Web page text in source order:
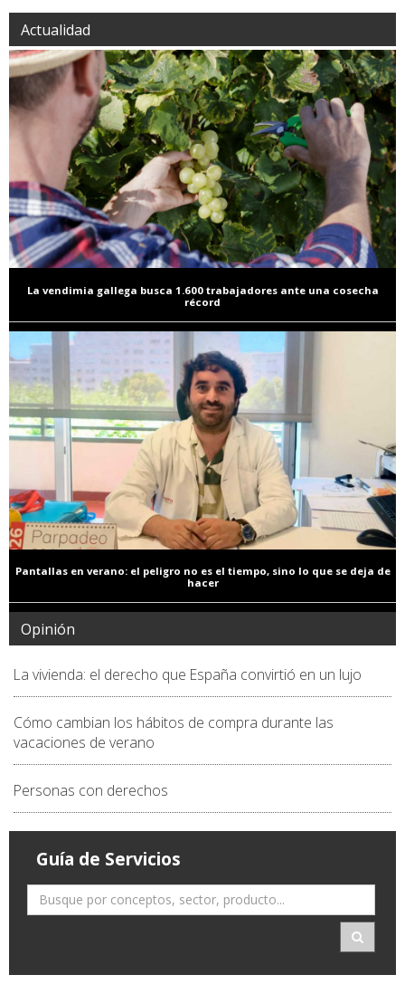
Actualidad
La vendimia gallega busca 1.600 trabajadores ante una cosecha
récord
Pantallas en verano: el peligro no es el tiempo, sino lo que se deja de
hacer
Opinión
La vivienda: el derecho que España convirtió en un lujo
Cómo cambian los hábitos de compra durante las
vacaciones de verano
Personas con derechos
Guía de Servicios